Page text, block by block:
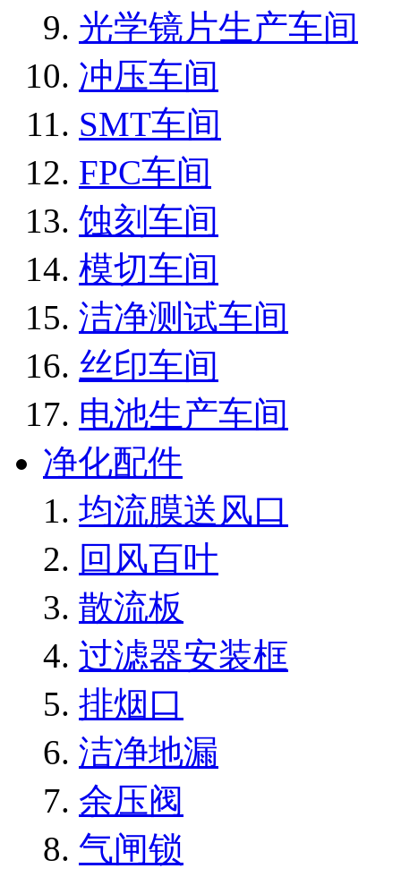
光学镜片生产车间
冲压车间
SMT车间
FPC车间
蚀刻车间
模切车间
洁净测试车间
丝印车间
电池生产车间
净化配件
均流膜送风口
回风百叶
散流板
过滤器安装框
排烟口
洁净地漏
余压阀
气闸锁